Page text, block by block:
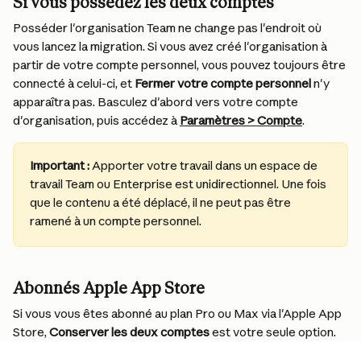
Posséder l'organisation Team ne change pas l'endroit où
vous lancez la migration. Si vous avez créé l'organisation à
partir de votre compte personnel, vous pouvez toujours être
connecté à celui-ci, et Fermer votre compte personnel n'y
apparaîtra pas. Basculez d'abord vers votre compte
d'organisation, puis accédez à Paramètres > Compte.
Important : Apporter votre travail dans un espace de
travail Team ou Enterprise est unidirectionnel. Une fois
que le contenu a été déplacé, il ne peut pas être
ramené à un compte personnel.
Abonnés Apple App Store
Si vous vous êtes abonné au plan Pro ou Max via l'Apple App
Store, Conserver les deux comptes est votre seule option.